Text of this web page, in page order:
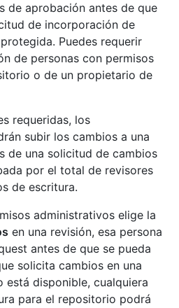
de aprobación antes de que
de incorporación de
Puedes requerir
de personas con permisos
o de un propietario de
requeridas, los
subir los cambios a una
de una solicitud de cambios
por el total de revisores
de escritura.
administrativos elige la
en una revisión, esa persona
antes de que se pueda
solicita cambios en una
está disponible, cualquiera
para el repositorio podrá